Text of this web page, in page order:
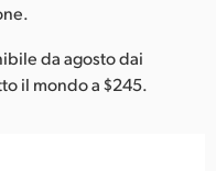
da agosto dai
il mondo a $245.